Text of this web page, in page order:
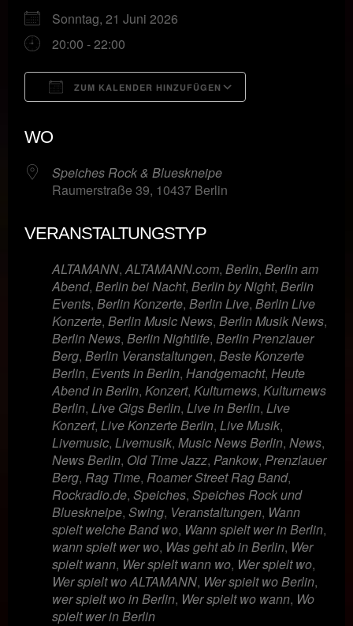
Sonntag, 21 Juni 2026
20:00 - 22:00
ZUM KALENDER HINZUFÜGEN
WO
Speiches Rock & Blueskneipe
Raumerstraße 39, 10437 Berlin
VERANSTALTUNGSTYP
ALTAMANN,ALTAMANN.com, Berlin, Berlin am
Abend, Berlin bei Nacht, Berlin by Night, Berlin
Events, Berlin Konzerte, Berlin Live, Berlin Live
Konzerte, Berlin Music News, Berlin Musik News,
Berlin News, Berlin Nightlife, Berlin Prenzlauer
Berg, Berlin Veranstaltungen, Beste Konzerte
Berlin, Events in Berlin, Handgemacht, Heute
Abend in Berlin, Konzert, Kulturnews, Kulturnews
Berlin, Live Gigs Berlin, Live in Berlin, Live
Konzert, Live Konzerte Berlin, Live Musik,
Livemusic, Livemusik, Music News Berlin, News,
News Berlin, Old Time Jazz, Pankow, Prenzlauer
Berg, Rag Time, Roamer Street Rag Band,
Rockradio.de, Speiches, Speiches Rock und
Blueskneipe, Swing, Veranstaltungen, Wann
spielt welche Band wo, Wann spielt wer in Berlin,
wann spielt wer wo, Was geht ab in Berlin, Wer
spielt wann, Wer spielt wann wo, Wer spielt wo,
Wer spielt wo ALTAMANN, Wer spielt wo Berlin,
wer spielt wo in Berlin, Wer spielt wo wann, Wo
spielt wer in Berlin